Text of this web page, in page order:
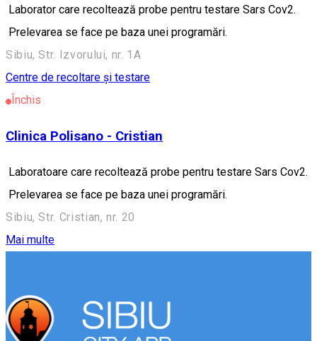
Laborator care recoltează probe pentru testare Sars Cov2.
Prelevarea se face pe baza unei programări.
Sibiu, Str. Izvorului, nr. 1A
Centre de recoltare și testare
Închis
Clinica Polisano - Cristian
Laboratoare care recoltează probe pentru testare Sars Cov2.
Prelevarea se face pe baza unei programări.
Sibiu, Str. Cristian, nr. 20
Mai multe